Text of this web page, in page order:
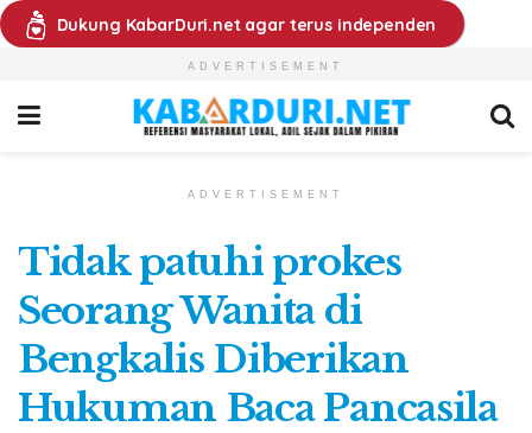
Dukung KabarDuri.net agar terus independen
ADVERTISEMENT
ADVERTISEMENT
Tidak patuhi prokes
Seorang Wanita di
Bengkalis Diberikan
Hukuman Baca Pancasila